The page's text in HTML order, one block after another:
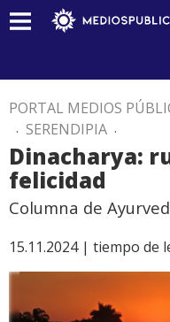
PORTAL MEDIOS
. SERENDIPIA .
Dinacharya:
felicidad
Columna de
15.11.2024 | tiempo de